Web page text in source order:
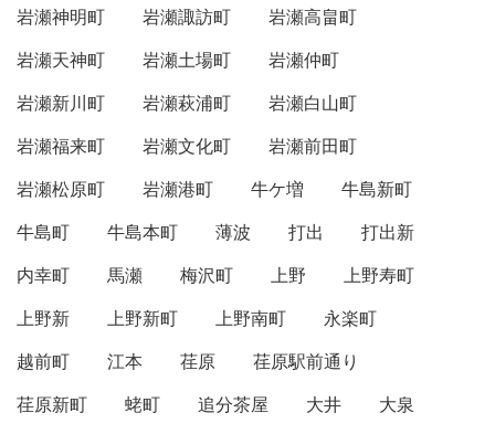
岩瀬神明町
岩瀬諏訪町
岩瀬高畠町
岩瀬天神町
岩瀬土場町
岩瀬仲町
岩瀬新川町
岩瀬萩浦町
岩瀬白山町
岩瀬福来町
岩瀬文化町
岩瀬前田町
岩瀬松原町
岩瀬港町 牛ケ増
牛島新町
牛島町
牛島本町 薄波 打出
打出新
内幸町
馬瀬 梅沢町 上野
上野寿町
上野新
上野新町 上野南町
永楽町
越前町
江本 荏原
荏原駅前通り
荏原新町
蛯町 追分茶屋 大井
大泉